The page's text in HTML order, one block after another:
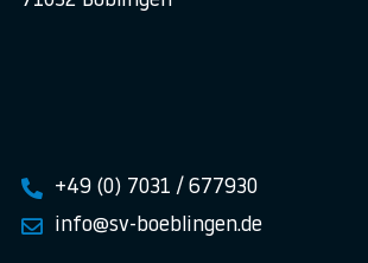
+49 (0) 7031 / 677930
info@sv-boeblingen.de